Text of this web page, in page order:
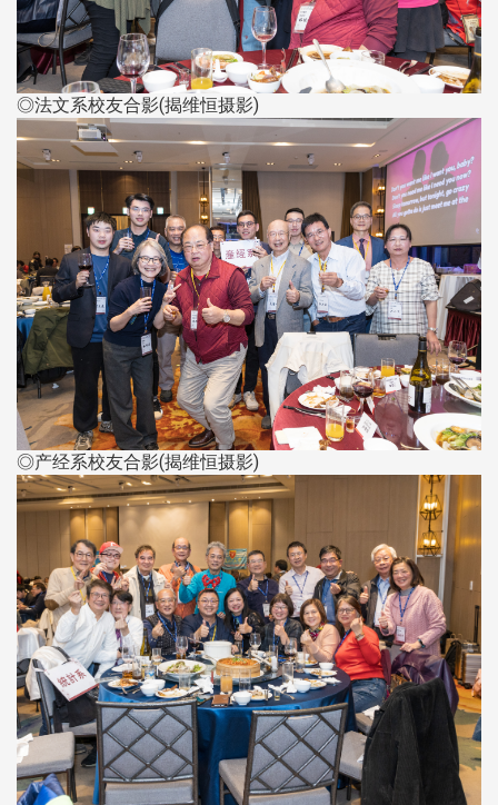
◎法文系校友合影(揭维恒摄影)
◎产经系校友合影(揭维恒摄影)